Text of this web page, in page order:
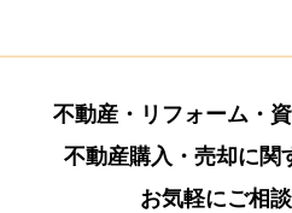
不動産・リフォーム・
不動産購入・売却に関
お気軽にご相